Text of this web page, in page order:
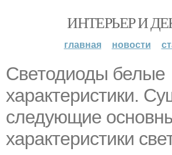
ИНТЕРЬЕР И
главная новости
Светодиоды белые
характеристики.
следующие
характеристики